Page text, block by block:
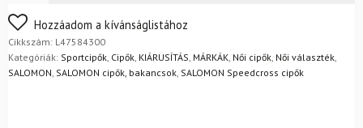
FoxPost
Nem biztos a választásában? Semmi gond – a terméket
egyszerűen visszaküldheti 14 napon belül, indoklás nélkül.
Mik a visszaküldés feltételei?
Hozzáadom a kívánságlistához
Cikkszám: L47584300
Kategóriák: Sportcipők Cipők KIÁRUSÍTÁS MÁRKÁK Női cipők Női választék
SALOMON SALOMON cipők, bakancsok SALOMON Speedcross cipők